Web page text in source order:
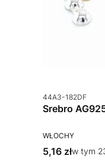
Kod produktu
44A3-182DF
Srebro
PRODUCENT
WŁOCHY
Cena brutto
5,16 złw tym
w tym